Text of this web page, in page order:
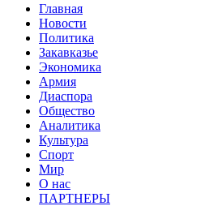
Главная
Новости
Политика
Закавказье
Экономика
Армия
Диаспора
Общество
Аналитика
Культура
Спорт
Мир
О нас
ПАРТНЕРЫ